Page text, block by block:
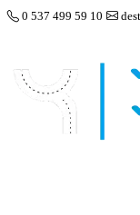
0 537 499 59 10